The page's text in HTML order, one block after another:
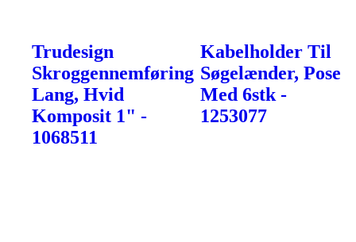
Trudesign
Skroggennemføring
Lang, Hvid
Komposit 1" -
1068511
Kabelholder Til
Søgelænder, Pose
Med 6stk -
1253077